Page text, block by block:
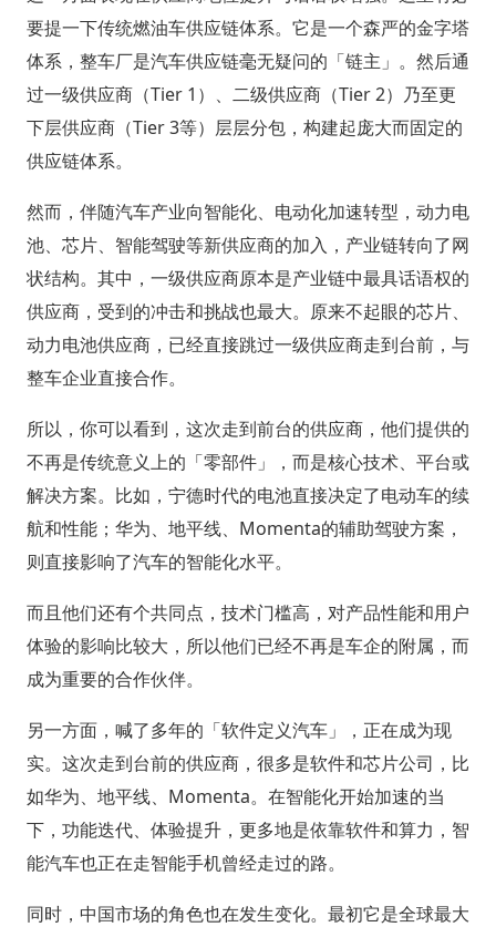
要提一下传统燃油车供应链体系。它是一个森严的金字塔
体系，整车厂是汽车供应链毫无疑问的「链主」。然后通
过一级供应商（Tier 1）、二级供应商（Tier 2）乃至更
下层供应商（Tier 3等）层层分包，构建起庞大而固定的
供应链体系。
然而，伴随汽车产业向智能化、电动化加速转型，动力电
池、芯片、智能驾驶等新供应商的加入，产业链转向了网
状结构。其中，一级供应商原本是产业链中最具话语权的
供应商，受到的冲击和挑战也最大。原来不起眼的芯片、
动力电池供应商，已经直接跳过一级供应商走到台前，与
整车企业直接合作。
所以，你可以看到，这次走到前台的供应商，他们提供的
不再是传统意义上的「零部件」，而是核心技术、平台或
解决方案。比如，宁德时代的电池直接决定了电动车的续
航和性能；华为、地平线、Momenta的辅助驾驶方案，
则直接影响了汽车的智能化水平。
而且他们还有个共同点，技术门槛高，对产品性能和用户
体验的影响比较大，所以他们已经不再是车企的附属，而
成为重要的合作伙伴。
另一方面，喊了多年的「软件定义汽车」，正在成为现
实。这次走到台前的供应商，很多是软件和芯片公司，比
如华为、地平线、Momenta。在智能化开始加速的当
下，功能迭代、体验提升，更多地是依靠软件和算力，智
能汽车也正在走智能手机曾经走过的路。
同时，中国市场的角色也在发生变化。最初它是全球最大